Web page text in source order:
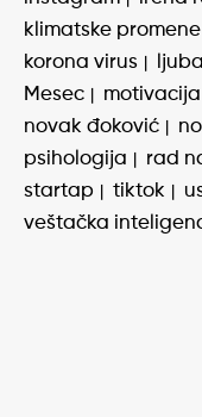
klimatske promene
korona virus
Mesec
motivacija
novak đoković
psihologija
rad
startap
tiktok
veštačka